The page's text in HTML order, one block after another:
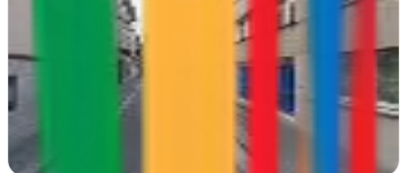
Sabadell, Barcelona
Posicionamiento Web Vecaseo domina el SEO en Sabadell desde
Carrer d'Àngel Guimerà. Estrategias digitales que posicionan tu
Ver ficha